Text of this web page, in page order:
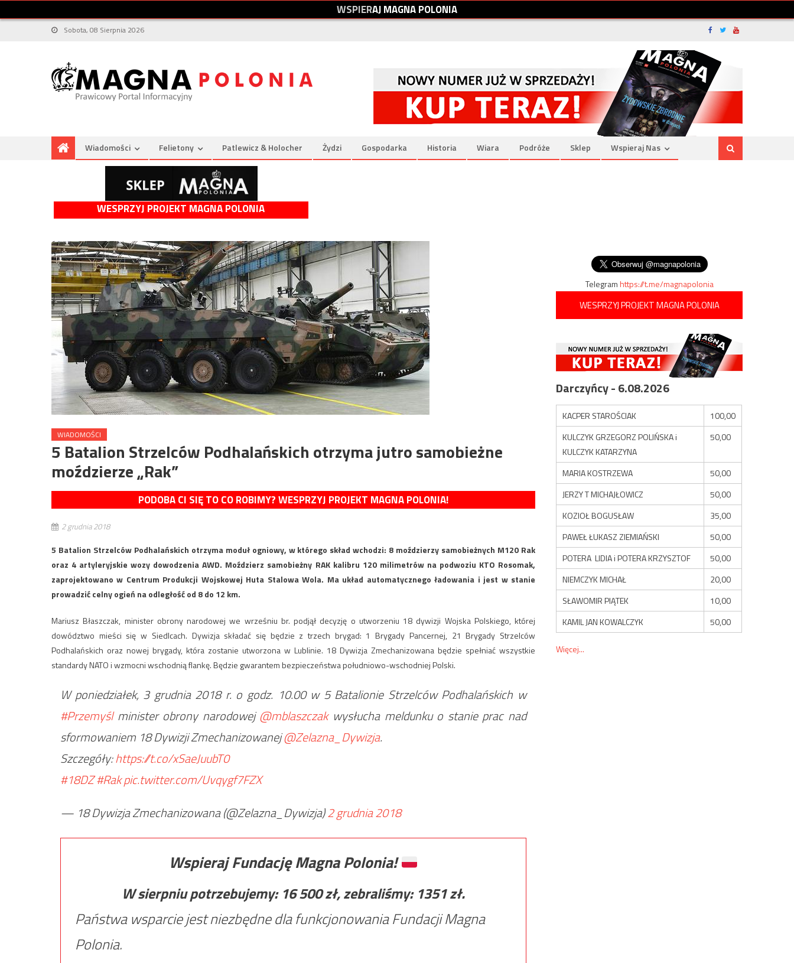
WSPIERAJMAGNAPOLONIA
Sobota, 08 Sierpnia 2026
Wiadomości Felietony Patlewicz & Holocher Żydzi Gospodarka Historia Wiara Podróże Sklep Wspieraj Nas
WESPRZYJ PROJEKT MAGNA POLONIA
WIADOMOŚCI
5 Batalion Strzelców Podhalańskich otrzyma jutro samobieżne
moździerze „Rak”
PODOBA CI SIĘ TO CO ROBIMY? WESPRZYJ PROJEKT MAGNA POLONIA!
2 grudnia 2018
5 Batalion Strzelców Podhalańskich otrzyma moduł ogniowy, w którego skład wchodzi: 8 moździerzy samobieżnych M120 Rak
oraz 4 artyleryjskie wozy dowodzenia AWD. Moździerz samobieżny RAK kalibru 120 milimetrów na podwoziu KTO Rosomak,
zaprojektowano w Centrum Produkcji Wojskowej Huta Stalowa Wola. Ma układ automatycznego ładowania i jest w stanie
prowadzić celny ogień na odległość od 8 do 12 km.
Mariusz Błaszczak, minister obrony narodowej we wrześniu br. podjął decyzję o utworzeniu 18 dywizji Wojska Polskiego, której
dowództwo mieści się w Siedlcach. Dywizja składać się będzie z trzech brygad: 1 Brygady Pancernej, 21 Brygady Strzelców
Podhalańskich oraz nowej brygady, która zostanie utworzona w Lublinie. 18 Dywizja Zmechanizowana będzie spełniać wszystkie
standardy NATO i wzmocni wschodnią flankę. Będzie gwarantem bezpieczeństwa południowo-wschodniej Polski.
W poniedziałek, 3 grudnia 2018 r. o godz. 10.00 w 5 Batalionie Strzelców Podhalańskich w
#Przemyślminister obrony narodowej@mblaszczakwysłucha meldunku o stanie prac nad
sformowaniem 18 Dywizji Zmechanizowanej@Zelazna_Dywizja.
Szczegóły:https://t.co/xSaeJuubT0
#18DZ#Rakpic.twitter.com/Uvqygf7FZX
— 18 Dywizja Zmechanizowana (@Zelazna_Dywizja)2 grudnia 2018
Wspieraj Fundację Magna Polonia!
W sierpniu potrzebujemy: 16 500zł, zebraliśmy: 1351zł.
Państwa wsparcie jest niezbędne dla funkcjonowania Fundacji Magna
Polonia.
Telegramhttps://t.me/magnapolonia
WESPRZYJ PROJEKT MAGNA POLONIA
Darczyńcy - 6.08.2026
KACPER STAROŚCIAK
100,00
KULCZYK GRZEGORZ POLIŃSKA i
KULCZYK KATARZYNA
50,00
MARIA KOSTRZEWA
50,00
JERZY T MICHAJŁOWICZ
50,00
KOZIOŁ BOGUSŁAW
35,00
PAWEŁ ŁUKASZ ZIEMIAŃSKI
50,00
POTERA LIDIA i POTERA KRZYSZTOF
50,00
NIEMCZYK MICHAŁ
20,00
SŁAWOMIR PIĄTEK
10,00
KAMIL JAN KOWALCZYK
50,00
Więcej...